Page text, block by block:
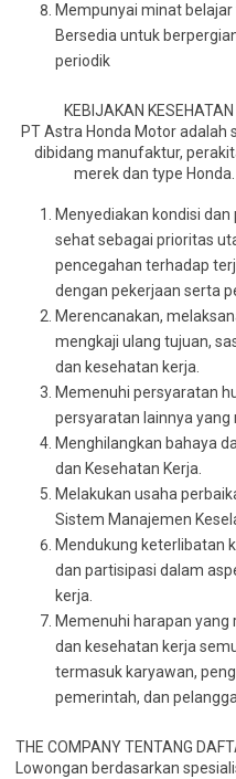
Mempunyai minat
Bersedia untuk
periodik
KEBIJAKAN
PT Astra Honda Motor adalah
dibidang manufaktur,
merek dan type
Menyediakan kondisi
sehat sebagai prioritas
pencegahan terhadap
dengan pekerjaan serta
Merencanakan,
mengkaji ulang tujuan,
dan kesehatan kerja.
Memenuhi persyaratan
persyaratan lainnya yang
Menghilangkan bahaya
dan Kesehatan Kerja.
Melakukan usaha
Sistem Manajemen
Mendukung keterlibatan
dan partisipasi dalam
kerja.
Memenuhi harapan
dan kesehatan kerja
termasuk karyawan,
pemerintah, dan
THE COMPANY TENTANG
Lowongan berdasarkan